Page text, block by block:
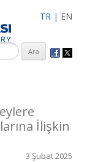
TR | EN
ile İzmit
ofisleri ile
İlişkin
3 Şubat 2025